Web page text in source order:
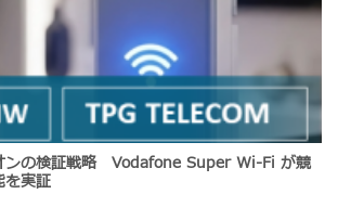
ンの検証戦略 Vodafone Super Wi-Fi が競
を実証